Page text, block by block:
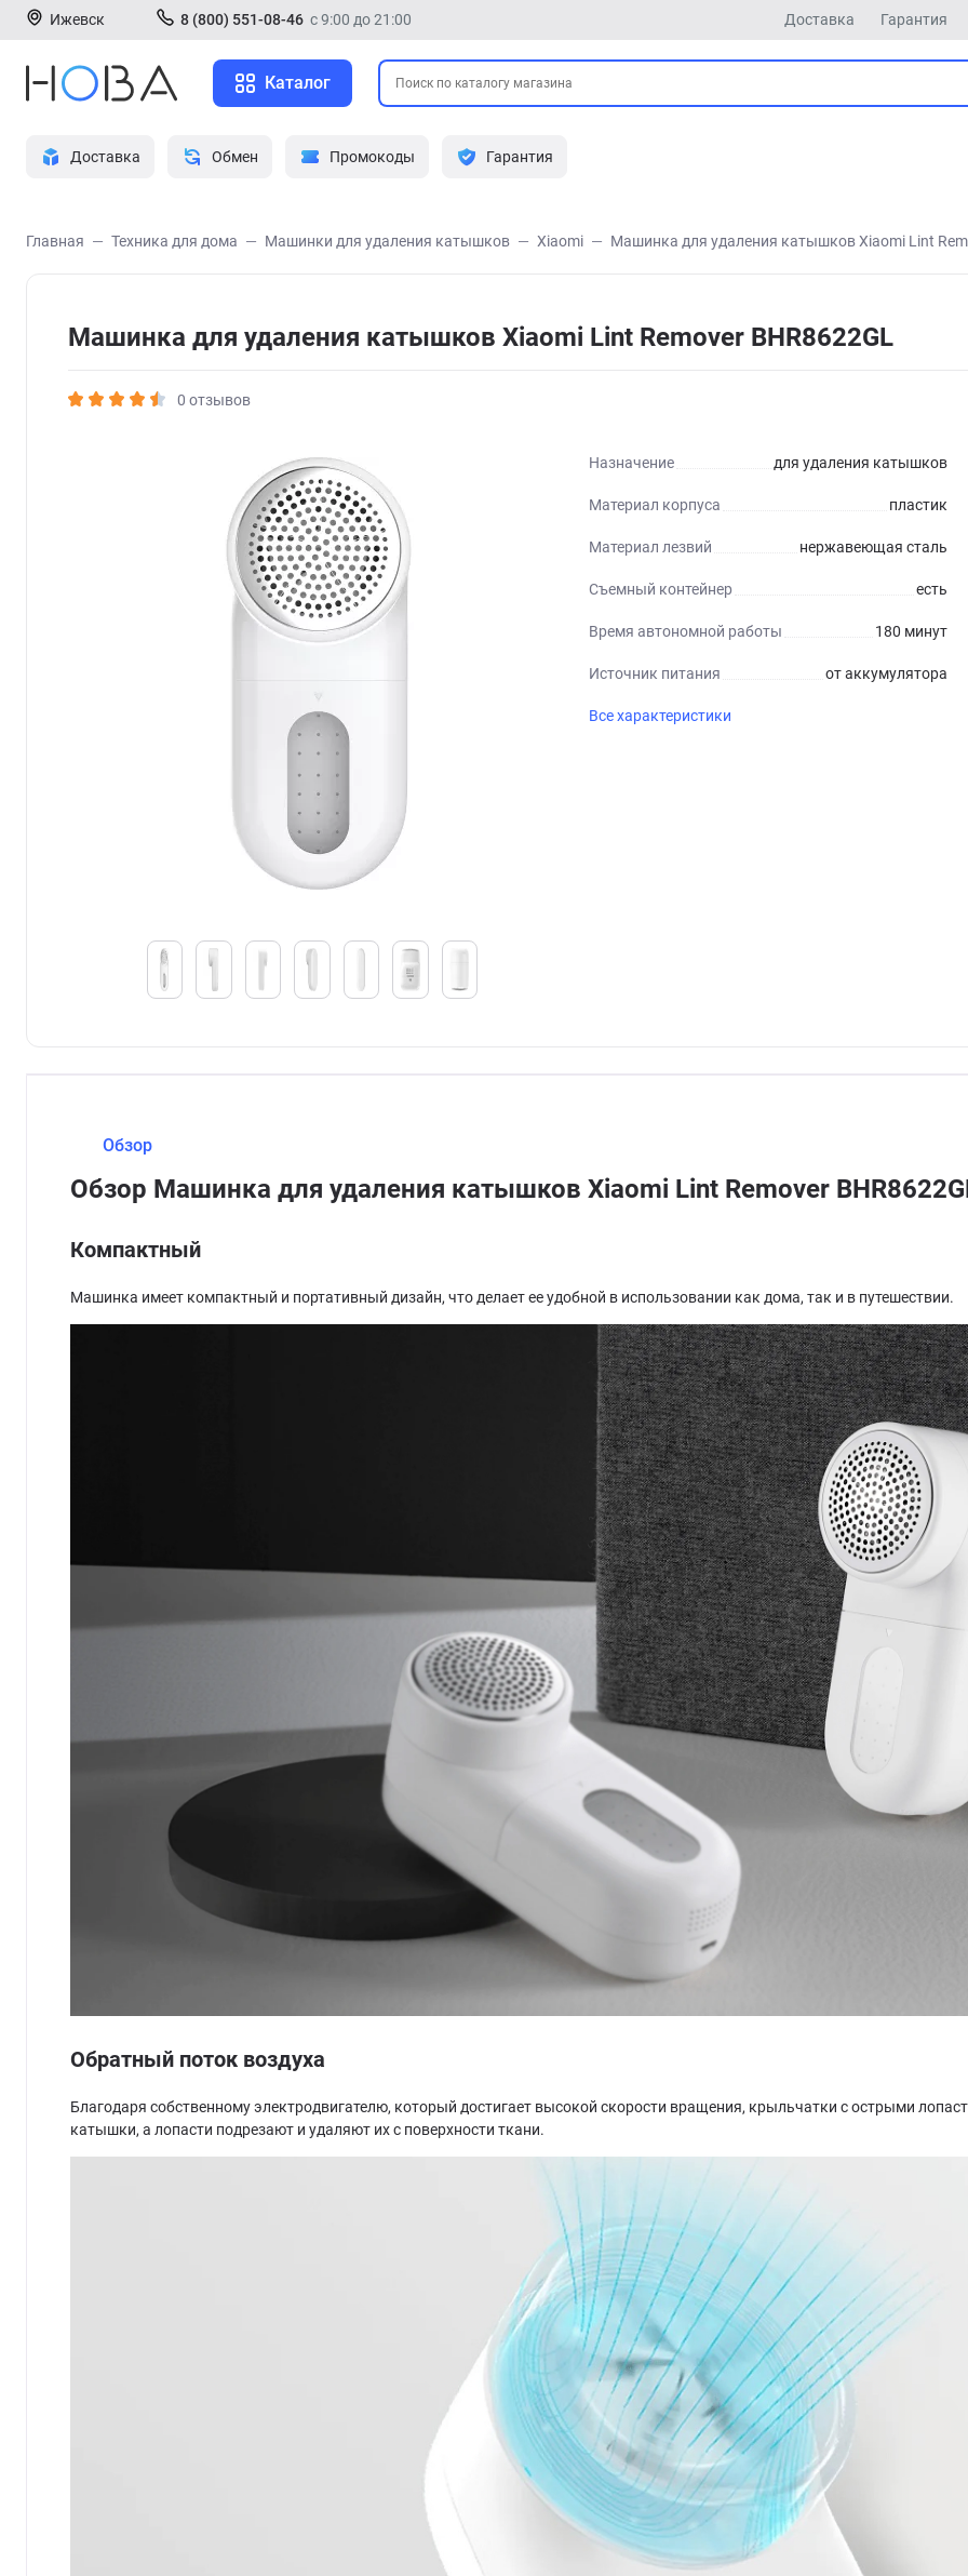
Ижевск 8 (800) 551-08-46 с 9:00 до 21:00 Доставка Гарантия
Каталог
Доставка Обмен Промокоды Гарантия
Главная Техника для дома Машинки для удаления катышков Xiaomi Машинка для удаления катышков Xiaomi Lint
Машинка для удаления катышков Xiaomi Lint Remover BHR8622GL
0 отзывов
Назначение для удаления катышков
Материал корпуса пластик
Материал лезвий нержавеющая сталь
Съемный контейнер есть
Время автономной работы 180 минут
Источник питания от аккумулятора
Все характеристики
Обзор
Обзор Машинка для удаления катышков Xiaomi Lint Remover
Компактный
Машинка имеет компактный и портативный дизайн, что делает ее удобной в использовании как дома, так и в путешествии.
Обратный поток воздуха
Благодаря собственному электродвигателю, который достигает высокой скорости вращения, крыльчатки с острыми
катышки, а лопасти подрезают и удаляют их с поверхности ткани.